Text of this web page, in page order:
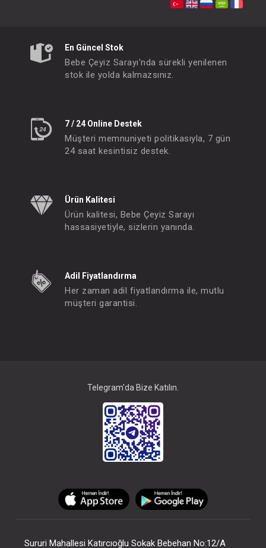
En Güncel Stok
Bebe Çeyiz Sarayı'nda sürekli yenilenen
stok ile yolda kalmazsınız.
7 / 24 Online Destek
Müşteri memnuniyeti politikasıyla, 7 gün
24 saat kesintisiz destek.
Ürün Kalitesi
Ürün kalitesi, Bebe Çeyiz Sarayı
hassasiyetiyle, sizlerin yanında.
Adil Fiyatlandırma
Her zaman adil fiyatlandırma ile, mutlu
müşteri garantisi.
Telegram'da Bize Katılın.
Sururi Mahallesi Katırcıoğlu Sokak Bebehan No:12/A